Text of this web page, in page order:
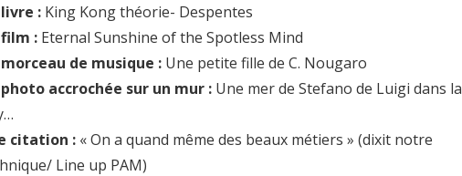
: King Kong théorie- Despentes
film : Eternal Sunshine of the Spotless Mind
de musique : Une petite fille de C. Nougaro
accrochée sur un mur : Une mer de Stefano de Luigi dans la
citation : « On a quand même des beaux métiers » (dixit notre
Line up PAM)